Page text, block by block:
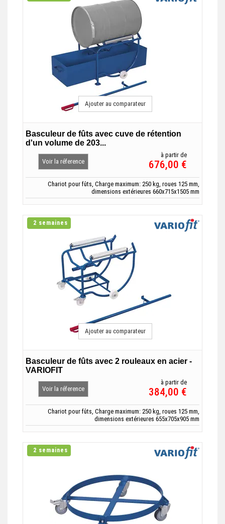
Basculeur de fûts avec cuve de rétention
d'un volume de 203...
Voir la réference
à partir de
676,00 €
Chariot pour fûts, Charge maximum: 250 kg, roues 125 mm,
dimensions extérieures 660x715x1505 mm
Ajouter au comparateur
2 semaines
Basculeur de fûts avec 2 rouleaux en acier -
VARIOFIT
Voir la réference
à partir de
384,00 €
Chariot pour fûts, Charge maximum: 250 kg, roues 125 mm,
dimensions extérieures 655x705x905 mm
Ajouter au comparateur
2 semaines